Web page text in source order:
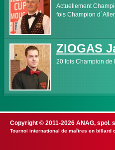
Actuellement
fois Champion
ZIOGAS
20 fois Champion de
Copyright © 2011-2026 ANAG, spol.
Tournoi international de maîtres en billard